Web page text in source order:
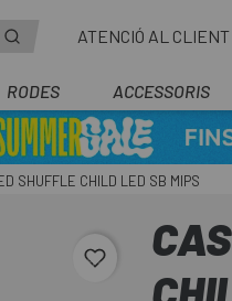
ATENCIÓ AL CLIENT
RODES ACCESSORIS
SHUFFLE CHILD LED SB MIPS
favorite_border